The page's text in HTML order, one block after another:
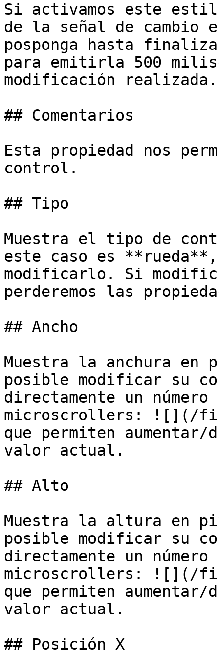
Si activamos este
de la señal de cambio
posponga hasta
para emitirla 500
modificación realizada.
## Comentarios
Esta propiedad nos
control.
## Tipo
Muestra el tipo de
este caso es **rueda**,
modificarlo. Si
perderemos las
## Ancho
Muestra la anchura
posible modificar su
directamente un
microscrollers: ![](/
que permiten
valor actual.
## Alto
Muestra la altura en
posible modificar su
directamente un
microscrollers: ![](/
que permiten
valor actual.
## Posición X